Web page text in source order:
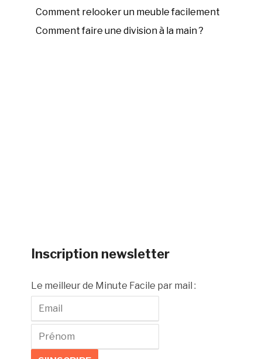
Comment relooker un meuble facilement
Comment faire une division à la main ?
Inscription newsletter
Le meilleur de Minute Facile par mail :